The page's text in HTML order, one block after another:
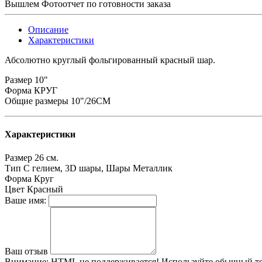
Вышлем Фотоотчет по готовности заказа
Описание
Характеристики
Абсолютно круглый фольгированный красный шар.
Размер 10"
Форма КРУГ
Общие размеры 10"/26СМ
Характеристики
Размер 26 см.
Тип С гелием, 3D шары, Шары Металлик
Форма Круг
Цвет Красный
Ваше имя:
Ваш отзыв